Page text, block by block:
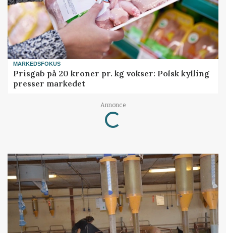
MARKEDSFOKUS
Prisgab på 20 kroner pr. kg vokser: Polsk kylling
presser markedet
Annonce
Loading...